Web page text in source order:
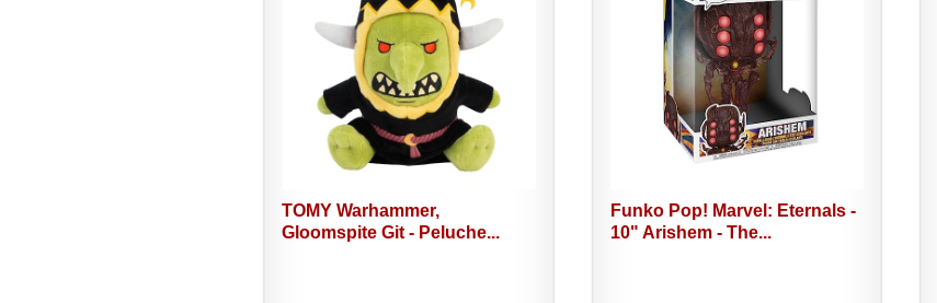
TOMY Warhammer,
Gloomspite Git - Peluche...
Funko Pop! Marvel: Eternals -
10" Arishem - The...